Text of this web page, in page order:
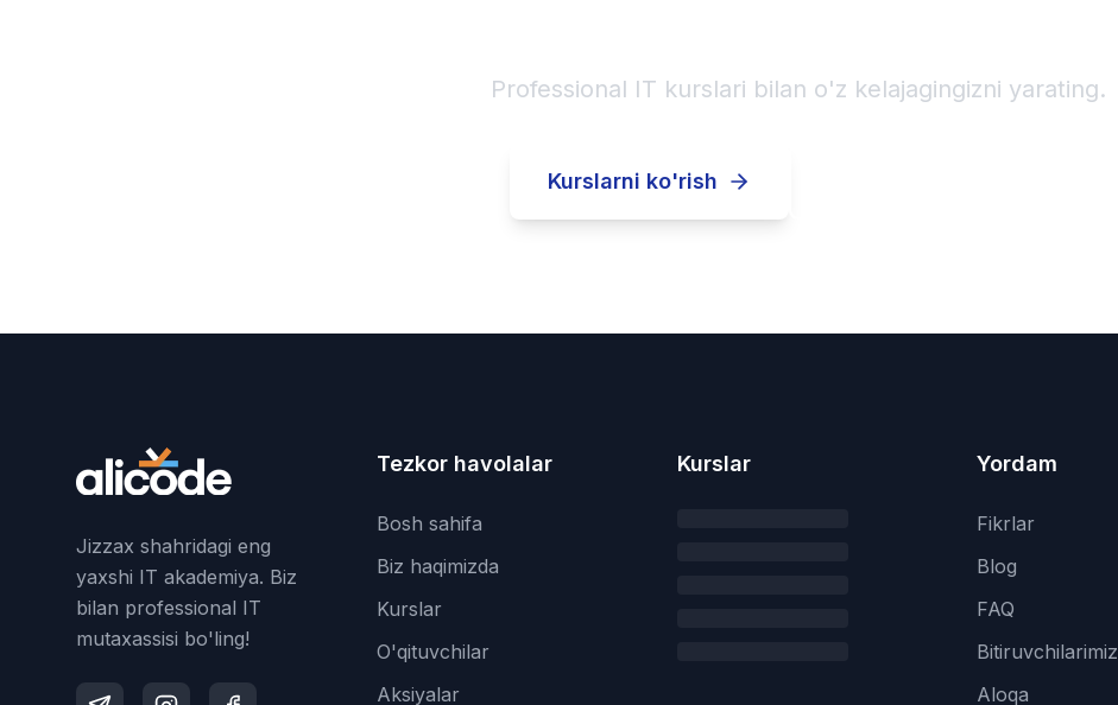
Professional IT kurslari bilan o'z kelajagingizni yarating.
Kurslarni ko'rish
Jizzax shahridagi eng
yaxshi IT akademiya. Biz
bilan professional IT
mutaxassisi bo'ling!
Tezkor havolalar
Bosh sahifa
Biz haqimizda
Kurslar
O'qituvchilar
Aksiyalar
Kurslar Yordam
Fikrlar
Blog
FAQ
Bitiruvchilarimiz
Aloqa